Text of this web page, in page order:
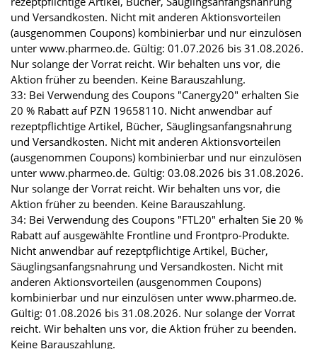
und Versandkosten. Nicht mit anderen Aktionsvorteilen
(ausgenommen Coupons) kombinierbar und nur einzulösen
unter www.pharmeo.de. Gültig: 01.07.2026 bis 31.08.2026.
Nur solange der Vorrat reicht. Wir behalten uns vor, die
Aktion früher zu beenden. Keine Barauszahlung.
33: Bei Verwendung des Coupons "Canergy20" erhalten Sie
20 % Rabatt auf PZN 19658110. Nicht anwendbar auf
rezeptpflichtige Artikel, Bücher, Säuglingsanfangsnahrung
und Versandkosten. Nicht mit anderen Aktionsvorteilen
(ausgenommen Coupons) kombinierbar und nur einzulösen
unter www.pharmeo.de. Gültig: 03.08.2026 bis 31.08.2026.
Nur solange der Vorrat reicht. Wir behalten uns vor, die
Aktion früher zu beenden. Keine Barauszahlung.
34: Bei Verwendung des Coupons "FTL20" erhalten Sie 20 %
Rabatt auf ausgewählte Frontline und Frontpro-Produkte.
Nicht anwendbar auf rezeptpflichtige Artikel, Bücher,
Säuglingsanfangsnahrung und Versandkosten. Nicht mit
anderen Aktionsvorteilen (ausgenommen Coupons)
kombinierbar und nur einzulösen unter www.pharmeo.de.
Gültig: 01.08.2026 bis 31.08.2026. Nur solange der Vorrat
reicht. Wir behalten uns vor, die Aktion früher zu beenden.
Keine Barauszahlung.